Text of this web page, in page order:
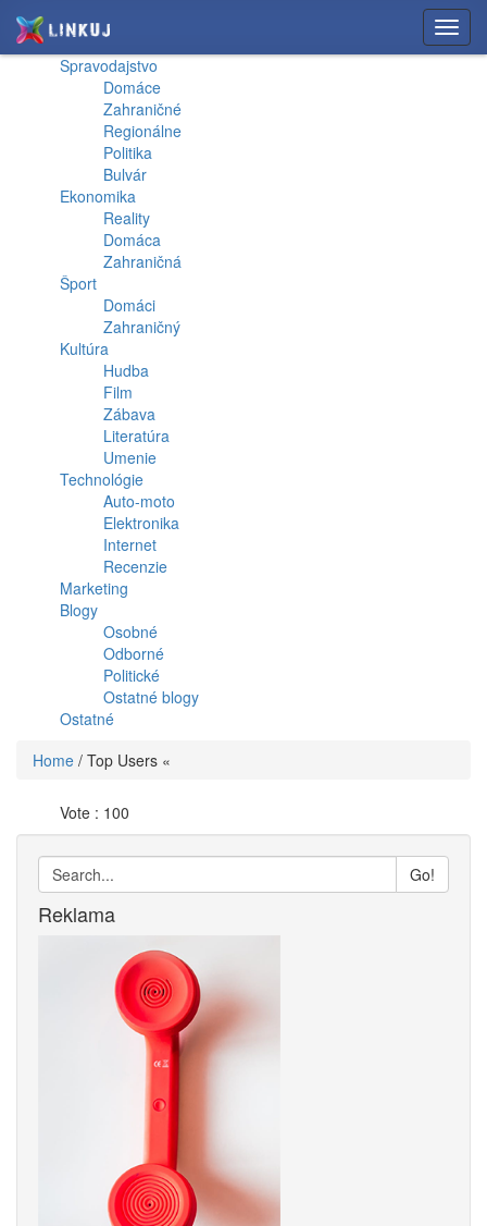
Spravodajstvo
Domáce
Zahraničné
Regionálne
Politika
Bulvár
Ekonomika
Reality
Domáca
Zahraničná
Šport
Domáci
Zahraničný
Kultúra
Hudba
Film
Zábava
Literatúra
Umenie
Technológie
Auto-moto
Elektronika
Internet
Recenzie
Marketing
Blogy
Osobné
Odborné
Politické
Ostatné blogy
Ostatné
Home / Top Users «
Vote : 100
Go!
Reklama